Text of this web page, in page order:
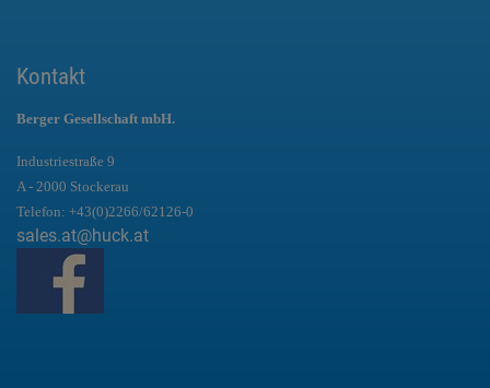
Kontakt
Berger Gesellschaft mbH.
Industriestraße 9
A - 2000 Stockerau
Telefon: +43(0)2266/62126-0
sales.at@huck.at